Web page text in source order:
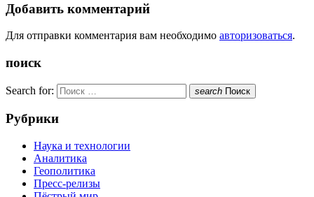
Добавить комментарий
Для отправки комментария вам необходимо авторизоваться.
поиск
Search for: search Поиск
Рубрики
Наука и технологии
Аналитика
Геополитика
Пресс-релизы